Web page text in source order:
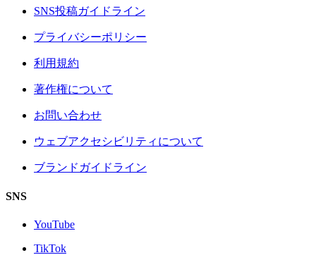
SNS投稿ガイドライン
プライバシーポリシー
利用規約
著作権について
お問い合わせ
ウェブアクセシビリティについて
ブランドガイドライン
SNS
YouTube
TikTok